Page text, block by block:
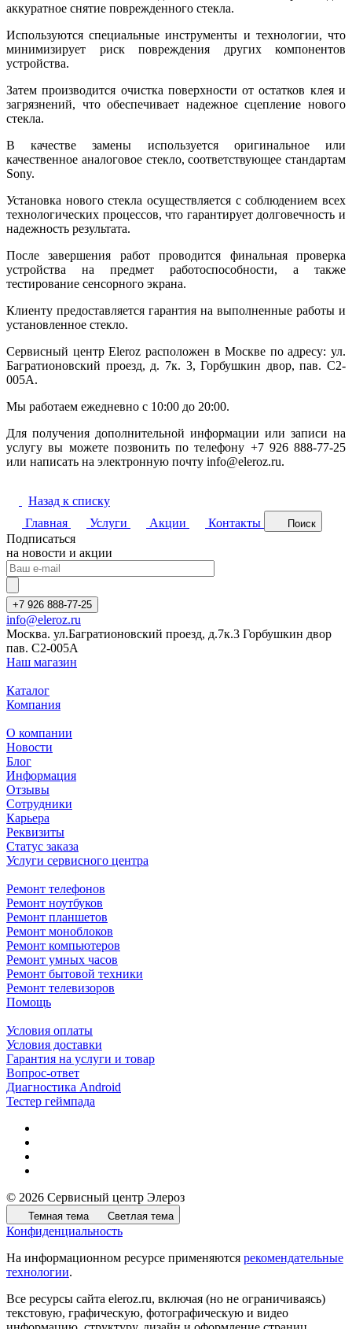
аккуратное снятие поврежденного стекла.
Используются специальные инструменты и технологии, что
минимизирует риск повреждения других компонентов
устройства.
Затем производится очистка поверхности от остатков клея и
загрязнений, что обеспечивает надежное сцепление нового
стекла.
В качестве замены используется оригинальное или
качественное аналоговое стекло, соответствующее стандартам
Sony.
Установка нового стекла осуществляется с соблюдением всех
технологических процессов, что гарантирует долговечность и
надежность результата.
После завершения работ проводится финальная проверка
устройства на предмет работоспособности, а также
тестирование сенсорного экрана.
Клиенту предоставляется гарантия на выполненные работы и
установленное стекло.
Сервисный центр Eleroz расположен в Москве по адресу: ул.
Багратионовский проезд, д. 7к. 3, Горбушкин двор, пав. C2-
005A.
Мы работаем ежедневно с 10:00 до 20:00.
Для получения дополнительной информации или записи на
услугу вы можете позвонить по телефону +7 926 888-77-25
или написать на электронную почту info@eleroz.ru.
Назад к списку
Главная
Услуги Акции Контакты Поиск
Подписаться
на новости и акции
+7 926 888-77-25
info@eleroz.ru
Москва. ул.Багратионовский проезд, д.7к.3 Горбушкин двор
пав. C2-005A
Наш магазин
Каталог
Компания
О компании
Новости
Блог
Информация
Отзывы
Сотрудники
Карьера
Реквизиты
Статус заказа
Услуги сервисного центра
Ремонт телефонов
Ремонт ноутбуков
Ремонт планшетов
Ремонт моноблоков
Ремонт компьютеров
Ремонт умных часов
Ремонт бытовой техники
Ремонт телевизоров
Помощь
Условия оплаты
Условия доставки
Гарантия на услуги и товар
Вопрос-ответ
Диагностика Android
Тестер геймпада
© 2026 Сервисный центр Элероз
Темная тема Светлая тема
Конфиденциальность
На информационном ресурсе применяются рекомендательные
технологии.
Все ресурсы сайта eleroz.ru, включая (но не ограничиваясь)
текстовую, графическую, фотографическую и видео